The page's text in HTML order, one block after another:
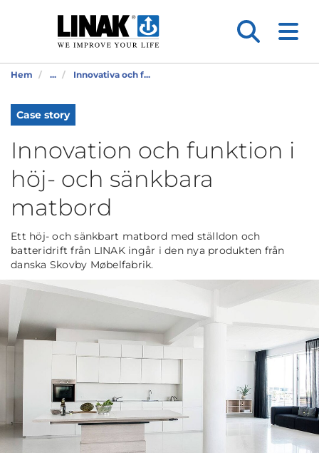
Hem ... Innovativa och f...
Case story
Innovation och funktion i
höj- och sänkbara
matbord
Ett höj- och sänkbart matbord med ställdon och
batteridrift från LINAK ingår i den nya produkten från
danska Skovby Møbelfabrik.